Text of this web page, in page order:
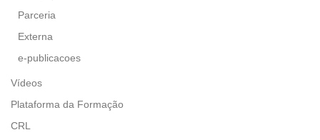
Parceria
Externa
e-publicacoes
Vídeos
Plataforma da Formação
CRL